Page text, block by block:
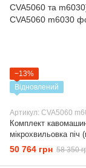
−13%
Відновлений
Артикул: CVA5060
Комплект
мікрохвильовка піч
CVA5060 та m6030)
50 764 грн 58 350